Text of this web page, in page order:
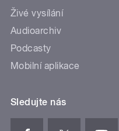
Živé vysílání
Audioarchiv
Podcasty
Mobilní aplikace
Sledujte nás